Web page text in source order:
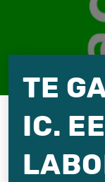
TE
IC.